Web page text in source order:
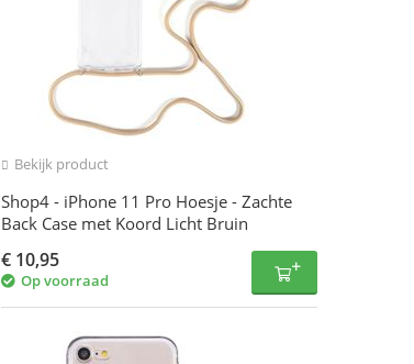
Bekijk product
Shop4 - iPhone 11 Pro Hoesje - Zachte
Back Case met Koord Licht Bruin
€ 10,95
Op voorraad